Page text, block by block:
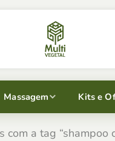
Massagem Kits e
com a tag “shampoo